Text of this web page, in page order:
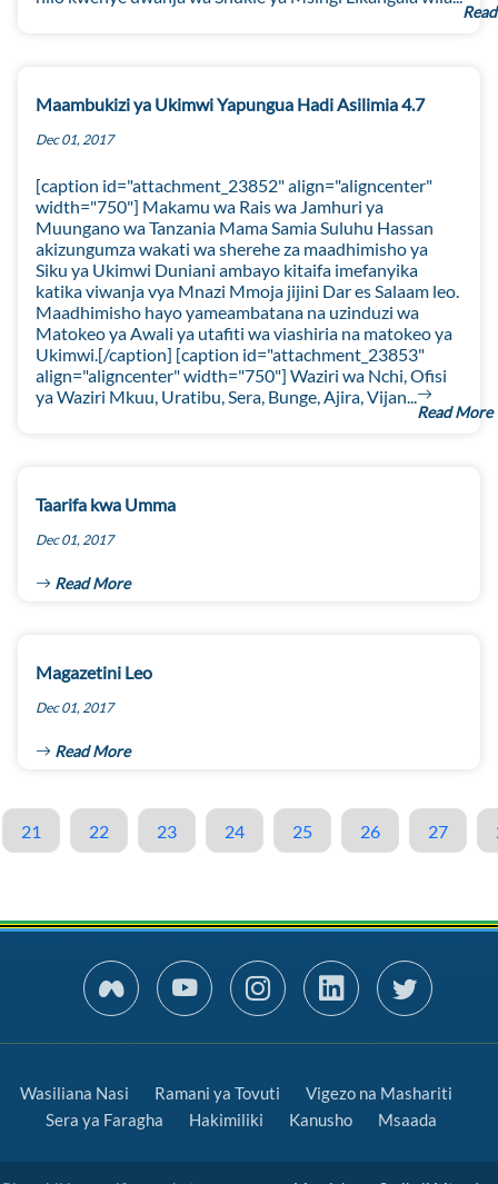
Maambukizi ya Ukimwi Yapungua Hadi Asilimia 4.7
Dec 01, 2017
[caption id="attachment_23852" align="aligncenter"
width="750"] Makamu wa Rais wa Jamhuri ya
Muungano wa Tanzania Mama Samia Suluhu Hassan
akizungumza wakati wa sherehe za maadhimisho ya
Siku ya Ukimwi Duniani ambayo kitaifa imefanyika
katika viwanja vya Mnazi Mmoja jijini Dar es Salaam leo.
Maadhimisho hayo yameambatana na uzinduzi wa
Matokeo ya Awali ya utafiti wa viashiria na matokeo ya
Ukimwi.[/caption] [caption id="attachment_23853"
align="aligncenter" width="750"] Waziri wa Nchi, Ofisi
ya Waziri Mkuu, Uratibu, Sera, Bunge, Ajira, Vijan...
Read More
Taarifa kwa Umma
Dec 01, 2017
Read More
Magazetini Leo
Dec 01, 2017
Read More
21 22 23 24 25 26 27
Wasiliana Nasi Ramani ya Tovuti
Vigezo na Mashariti
Sera ya Faragha
Hakimiliki Kanusho Msaada